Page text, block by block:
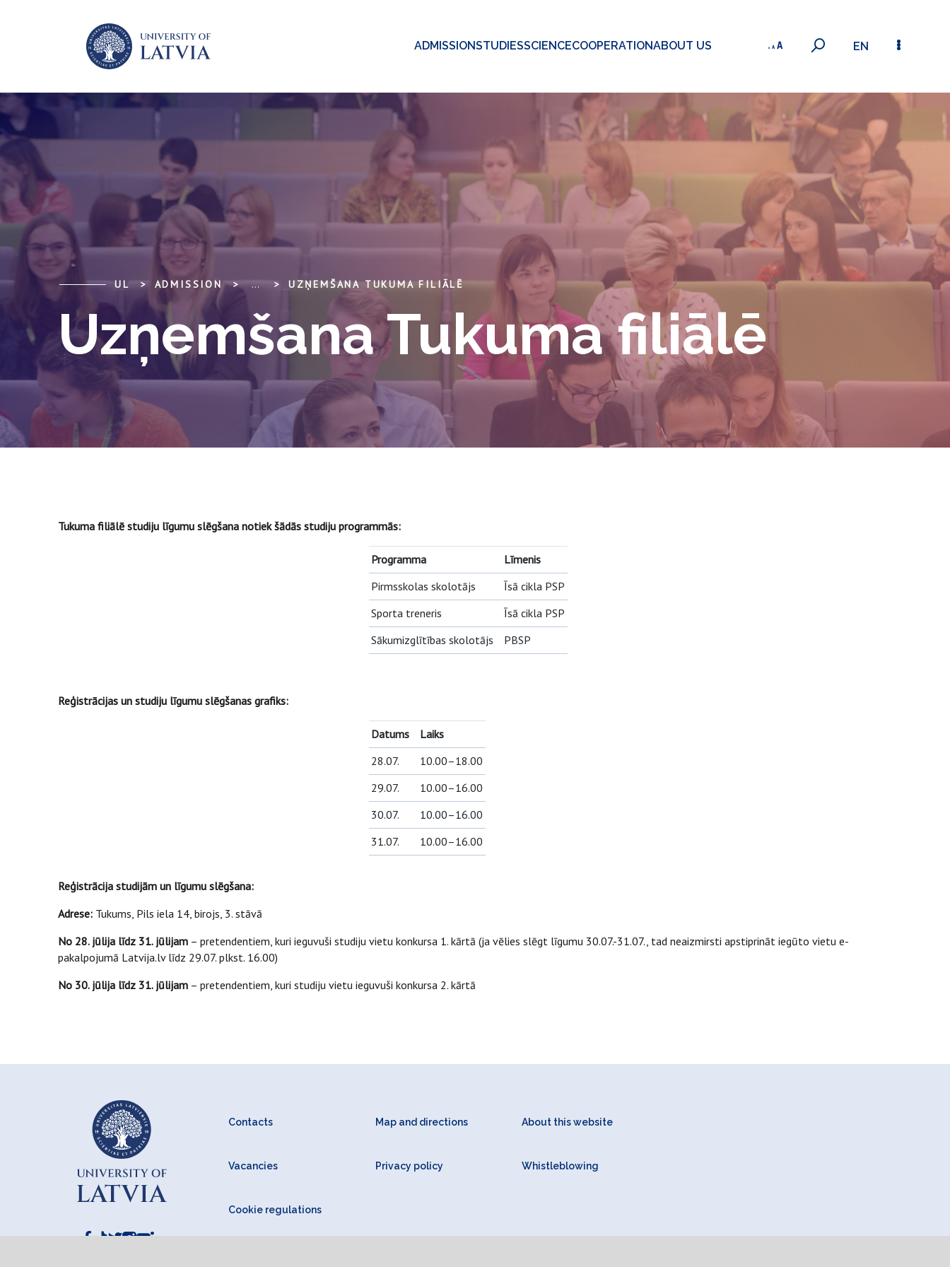
ADMISSIONSTUDIESSCIENCECOOPERATIONABOUT US EN
UL ADMISSION ... UZŅEMŠANA TUKUMA FILIĀLĒ
Uzņemšana Tukuma filiālē
Tukuma filiālē studiju līgumu slēgšana notiek šādās studiju programmās:
Programma
Līmenis
Pirmsskolas skolotājs
Īsā cikla PSP
Sporta treneris
Īsā cikla PSP
Sākumizglītības skolotājs
PBSP
Reģistrācijas un studiju līgumu slēgšanas grafiks:
Datums
Laiks
28.07.
10.00–18.00
29.07.
10.00–16.00
30.07.
10.00–16.00
31.07.
10.00–16.00
Reģistrācija studijām un līgumu slēgšana:
Adrese: Tukums, Pils iela 14, birojs, 3. stāvā
No 28. jūlija līdz 31. jūlijam – pretendentiem, kuri ieguvuši studiju vietu konkursa 1. kārtā (ja vēlies slēgt līgumu 30.07.-31.07., tad neaizmirsti apstiprināt iegūto vietu e-
pakalpojumā Latvija.lv līdz 29.07. plkst. 16.00)
No 30. jūlija līdz 31. jūlijam – pretendentiem, kuri studiju vietu ieguvuši konkursa 2. kārtā
Contacts Map and directions About this website
Vacancies Privacy policy Whistleblowing
Cookie regulations